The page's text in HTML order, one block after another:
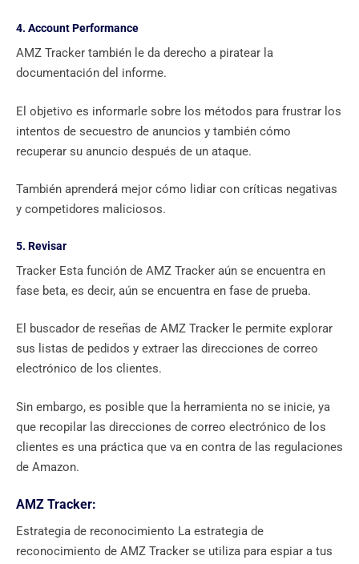
4. Account Performance
AMZ Tracker también le da derecho a piratear la
documentación del informe.
El objetivo es informarle sobre los métodos para frustrar los
intentos de secuestro de anuncios y también cómo
recuperar su anuncio después de un ataque.
También aprenderá mejor cómo lidiar con críticas negativas
y competidores maliciosos.
5. Revisar
Tracker Esta función de AMZ Tracker aún se encuentra en
fase beta, es decir, aún se encuentra en fase de prueba.
El buscador de reseñas de AMZ Tracker le permite explorar
sus listas de pedidos y extraer las direcciones de correo
electrónico de los clientes.
Sin embargo, es posible que la herramienta no se inicie, ya
que recopilar las direcciones de correo electrónico de los
clientes es una práctica que va en contra de las regulaciones
de Amazon.
AMZ Tracker:
Estrategia de reconocimiento La estrategia de
reconocimiento de AMZ Tracker se utiliza para espiar a tus